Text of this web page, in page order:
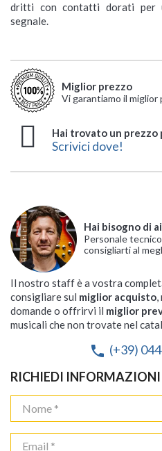
dritti con contatti dorati per
segnale.
Miglior prezzo
Vi garantiamo il miglior
Hai trovato un prezzo
Scrivici dove!
Hai bisogno di
Personale
consigliarti al
Il nostro staff è a vostra
consigliare sul miglior acquisto,
domande o offrirvi il miglior
musicali che non trovate nel
phone (+39)
RICHIEDI INFORMAZIONI